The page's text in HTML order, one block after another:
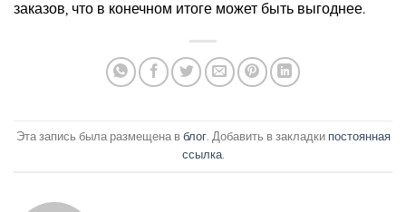
заказов, что в конечном итоге может быть выгоднее.
Эта запись была размещена в блог. Добавить в закладки постоянная
ссылка.